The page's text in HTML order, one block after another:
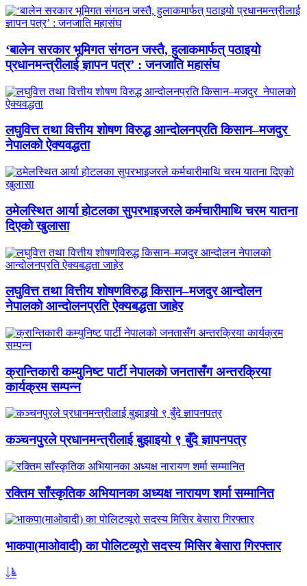
‘बालेन सरकार भूमिगत संगठन जस्तै, हुलाकमार्फत् पठाइयो
प्रधानमन्त्रीलाई ज्ञापन पत्र’ : जनजाति महासंघ
लघुवित्त तथा वित्तीय शोषण विरुद्ध आन्दोलनप्रति किसान–मजदुर
नेपालको ऐक्यवद्धता
ठमेलस्थित आर्या होटलका सुपरभाइजरले कर्मचारीमाथि चरम यातना
दिएको खुलासा
लघुवित्त तथा वित्तीय शोषणविरुद्ध किसान–मजदुर आन्दोलन
नेपालको आन्दोलनप्रति ऐक्यबद्धता जाहेर
क्रान्तिकारी कम्युनिष्ट पार्टी नेपालको जनतासँग अन्तरक्रिया
कार्यक्रम सम्पन्न
कञ्चनपुरले प्रधानमन्त्रीलाई बुझाइयो ९ बुँदे ज्ञापनपत्र
रक्तिम साँस्कृतिक अभियानका अध्यक्ष नारायण शर्मा सम्मानित
भाकपा(माओवादी) का पोलिटव्यूरो सदस्य मिसिर बेसारा गिरफ्तार